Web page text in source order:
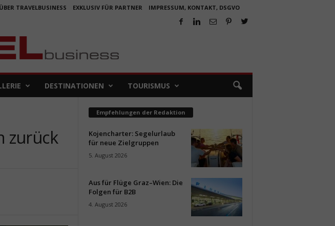
ÜBER TRAVELBUSINESS EXKLUSIV FÜR PARTNER IMPRESSUM, KONTAKT, DSGVO
DESTINATIONEN TOURISMUS
zurück
Empfehlungen der Redaktion
Kojencharter: Segelurlaub
für neue Zielgruppen
5. August 2026
Aus für Flüge Graz–Wien: Die
Folgen für B2B
4. August 2026